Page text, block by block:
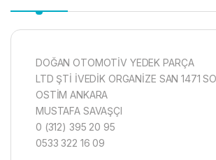
DOĞAN OTOMOTİV YEDEK PARÇA
LTD ŞTİ İVEDİK ORGANİZE SAN 1471
OSTİM ANKARA
MUSTAFA SAVAŞÇI
0 (312) 395 20 95
0533 322 16 09